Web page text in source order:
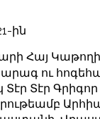
ին
Հայ
ու
Տէր